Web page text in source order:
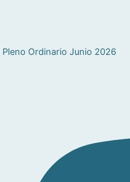
Pleno Ordinario Junio 2026